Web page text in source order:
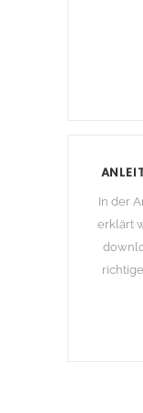
In der
erklärt